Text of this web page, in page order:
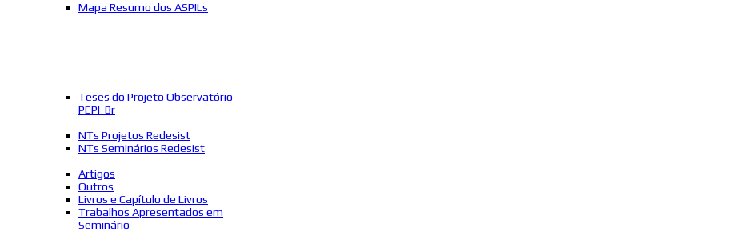
Mapa Resumo dos ASPILs
Teses do Projeto Observatório
PEPI-Br
NTs Projetos Redesist
NTs Seminários Redesist
Artigos
Outros
Livros e Capítulo de Livros
Trabalhos Apresentados em
Seminário